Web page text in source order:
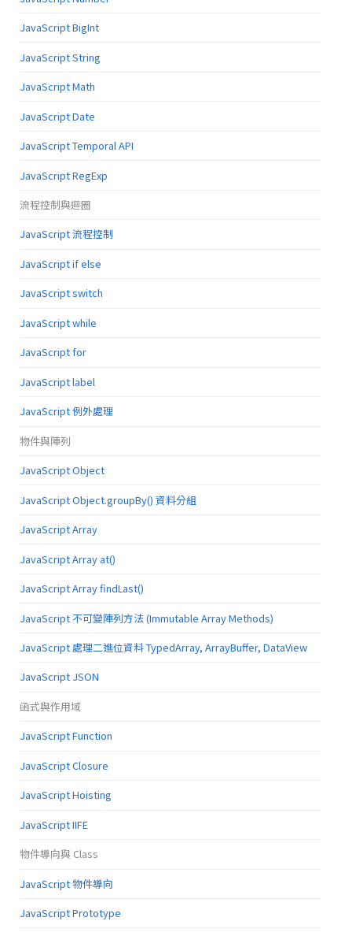
JavaScript BigInt
JavaScript String
JavaScript Math
JavaScript Date
JavaScript Temporal API
JavaScript RegExp
流程控制與迴圈
JavaScript 流程控制
JavaScript if else
JavaScript switch
JavaScript while
JavaScript for
JavaScript label
JavaScript 例外處理
物件與陣列
JavaScript Object
JavaScript Object.groupBy() 資料分組
JavaScript Array
JavaScript Array at()
JavaScript Array findLast()
JavaScript 不可變陣列方法 (Immutable Array Methods)
JavaScript 處理二進位資料 TypedArray, ArrayBuffer, DataView
JavaScript JSON
函式與作用域
JavaScript Function
JavaScript Closure
JavaScript Hoisting
JavaScript IIFE
物件導向與 Class
JavaScript 物件導向
JavaScript Prototype